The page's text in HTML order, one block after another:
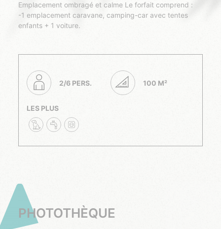
Emplacement ombragé et calme Le forfait comprend :
-1 emplacement caravane, camping-car avec tentes
enfants + 1 voiture.
2/6 PERS. 100 M²
LES PLUS
PHOTOTHÈQUE